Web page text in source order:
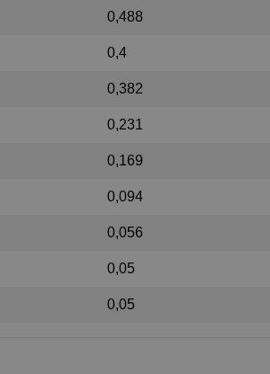
0,488
0,4
0,382
0,231
0,169
0,094
0,056
0,05
0,05